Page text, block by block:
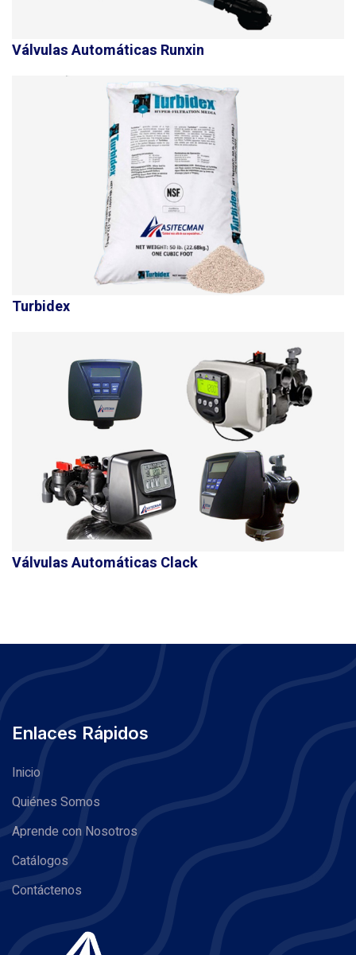
Válvulas Automáticas Runxin
Turbidex
Válvulas Automáticas Clack
Enlaces Rápidos
Inicio
Quiénes Somos
Aprende con Nosotros
Catálogos
Contáctenos